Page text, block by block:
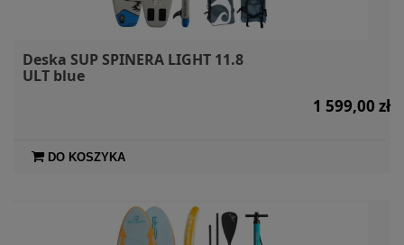
Deska SUP SPINERA LIGHT 11.8
ULT blue
1 599,00 zł
DO KOSZYKA